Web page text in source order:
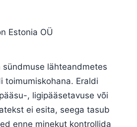
Estonia OÜ
lähteandmetes
toimumiskohana. Eraldi
, ligipääsetavuse või
ei esita, seega tasub
enne minekut kontrollida